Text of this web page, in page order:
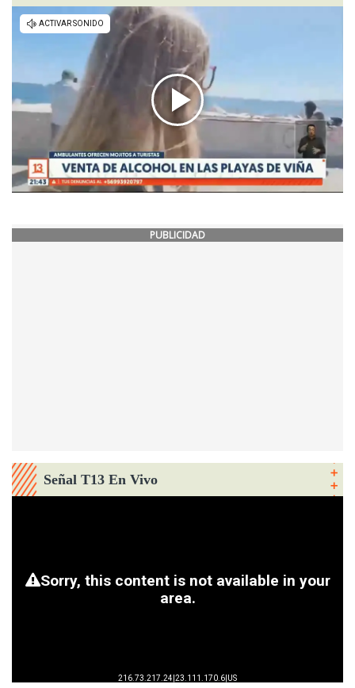
PUBLICIDAD
Señal T13 En Vivo